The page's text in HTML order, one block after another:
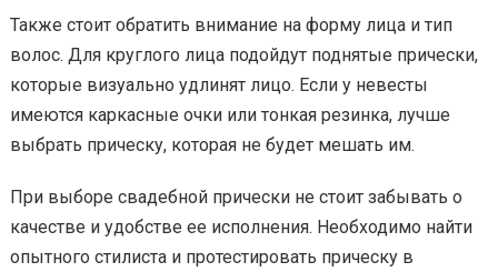
Также стоит обратить внимание на форму лица и тип
волос. Для круглого лица подойдут поднятые прически,
которые визуально удлинят лицо. Если у невесты
имеются каркасные очки или тонкая резинка, лучше
выбрать прическу, которая не будет мешать им.
При выборе свадебной прически не стоит забывать о
качестве и удобстве ее исполнения. Необходимо найти
опытного стилиста и протестировать прическу в